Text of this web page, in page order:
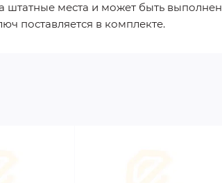
штатные места и может быть
поставляется в комплекте.